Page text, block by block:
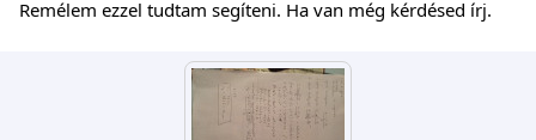
Remélem ezzel tudtam segíteni. Ha van még kérdésed írj.